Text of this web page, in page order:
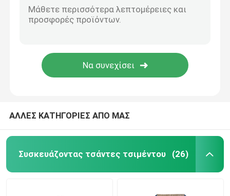
Τσάντες συσκευασίας άμμου
ΕΥΑ Low Melt Bag
ΑΛΛΕΣ ΚΑΤΗΓΟΡΙΕΣ ΑΠΟ ΜΑΣ
Συσκευάζοντας τσάντες τσιμέντου (26)